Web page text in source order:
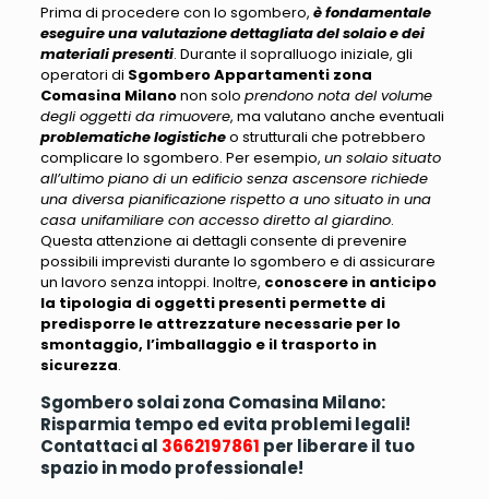
Prima di procedere con lo sgombero, è fondamentale
eseguire una valutazione dettagliata del solaio e dei
materiali presenti. Durante il sopralluogo iniziale, gli
operatori di Sgombero Appartamenti zona
Comasina Milanonon solo prendono nota del volume
degli oggetti da rimuovere, ma valutano anche eventuali
problematiche logisticheo strutturali che potrebbero
complicare lo sgombero. Per esempio, un solaio situato
all’ultimo piano di un edificio senza ascensore richiede
una diversa pianificazione rispetto a uno situato in una
casa unifamiliare con accesso diretto al giardino.
Questa attenzione ai dettagli consente di prevenire
possibili imprevisti durante lo sgombero e di assicurare
un lavoro senza intoppi. Inoltre, conoscere in anticipo
la tipologia di oggetti presenti permette di
predisporre le attrezzature necessarie per lo
smontaggio, l’imballaggio e il trasporto in
sicurezza.
Sgombero solai zona Comasina Milano:
Risparmia tempo ed evita problemi legali!
Contattaci al 3662197861 per liberare il tuo
spazio in modo professionale!